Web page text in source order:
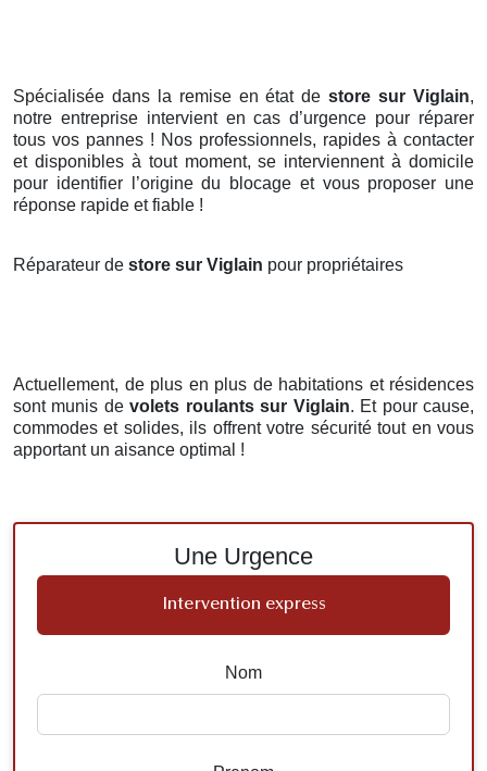
Spécialisée dans la remise en état destore sur Viglain,
notre entreprise intervient en cas d’urgence pour réparer
tous vos pannes ! Nos professionnels, rapides à contacter
et disponibles à tout moment, se interviennent à domicile
pour identifier l’origine du blocage et vous proposer une
réponse rapide et fiable !
Réparateur de store sur Viglain pour propriétaires
Actuellement, de plus en plus de habitations et résidences
sont munis devolets roulants sur Viglain. Et pour cause,
commodes et solides, ils offrent votre sécurité tout en vous
apportant un aisance optimal !
Une Urgence
Intervention express
Nom